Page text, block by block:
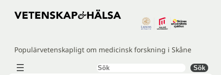
Hoppa
Populärvetenskapligt om medicinsk forskning i Skåne
Sök Sök